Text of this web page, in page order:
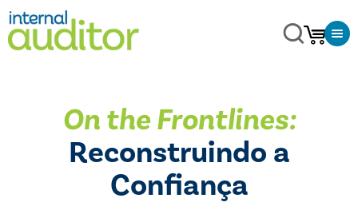
On the Frontlines:
Reconstruindo a
Confiança